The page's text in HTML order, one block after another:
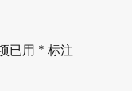
已用 * 标注